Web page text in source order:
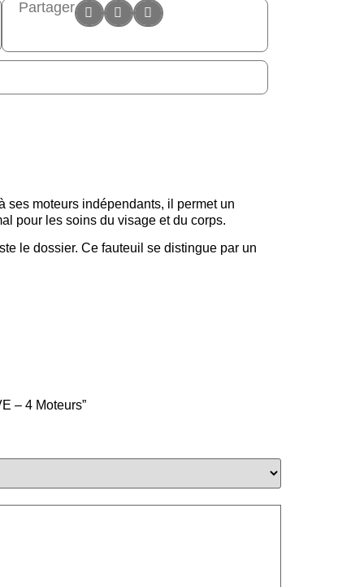
Partager
ses moteurs indépendants, il permet un
pour les soins du visage et du corps.
le dossier. Ce fauteuil se distingue par un
– 4 Moteurs”